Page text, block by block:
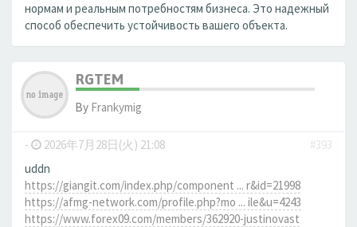
нормам и реальным потребностям бизнеса. Это надежный
способ обеспечить устойчивость вашего объекта.
RGTEM
By Frankymig
- 2026年7月28日(火) 21:08
#393
uddn
https://giangit.com/index.php/component ... r&id=21998
https://afmg-network.com/profile.php?mo ... ile&u=4243
https://www.forex09.com/members/362920-justinovast